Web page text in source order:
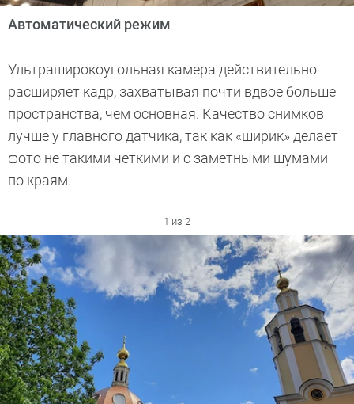
Автоматический режим
Ультраширокоугольная камера действительно
расширяет кадр, захватывая почти вдвое больше
пространства, чем основная. Качество снимков
лучше у главного датчика, так как «ширик» делает
фото не такими четкими и с заметными шумами
по краям.
1 из 2